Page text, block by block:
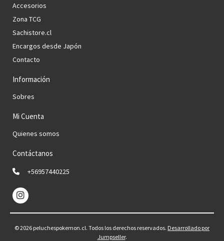
Accesorios
Zona TCG
Sachistore.cl
Encargos desde Japón
Contacto
Información
Sobres
Mi Cuenta
Quienes somos
Contáctanos
+56957440225
© 2026 peluchespokemon.cl. Todos los derechos reservados. Desarrollado por
Jumpseller.